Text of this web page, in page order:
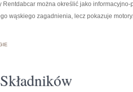
Rentdabcar można określić jako
wąskiego zagadnienia, lecz pokazuje